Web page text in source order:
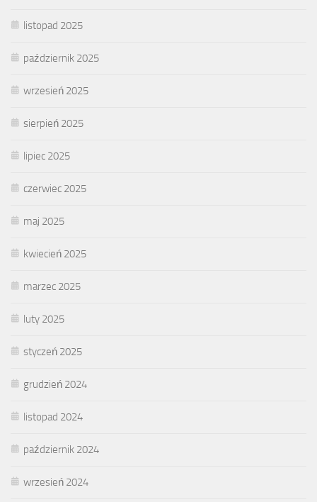
listopad 2025
październik 2025
wrzesień 2025
sierpień 2025
lipiec 2025
czerwiec 2025
maj 2025
kwiecień 2025
marzec 2025
luty 2025
styczeń 2025
grudzień 2024
listopad 2024
październik 2024
wrzesień 2024